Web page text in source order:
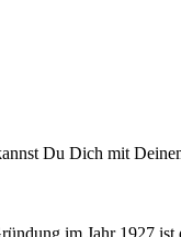
Du Dich mit